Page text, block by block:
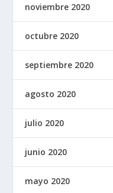
noviembre 2020
octubre 2020
septiembre 2020
agosto 2020
julio 2020
junio 2020
mayo 2020